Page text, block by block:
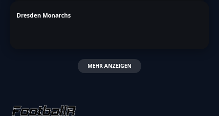
Dresden Monarchs
MEHR ANZEIGEN